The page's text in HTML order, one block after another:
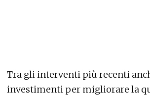
Tra gli interventi più recenti
investimenti per migliorare la